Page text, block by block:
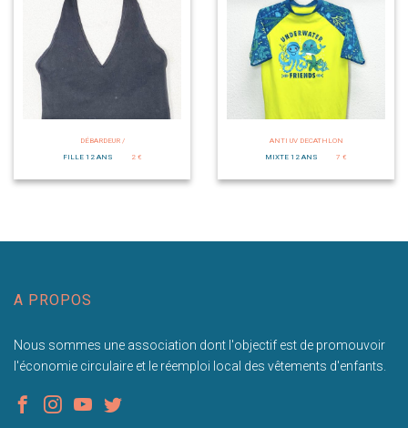
DÉBARDEUR /
FILLE 12 ANS
2 €
ANTI UV DECATHLON
MIXTE 12 ANS
7 €
A PROPOS
Nous sommes une association dont l'objectif est de promouvoir
l'économie circulaire et le réemploi local des vêtements d'enfants.